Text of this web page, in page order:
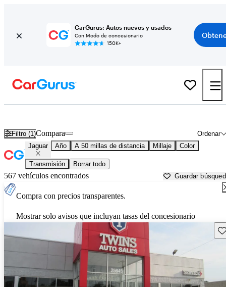
CarGurus: Autos nuevos y usados
Con Modo de concesionario
150K+
Filtro (1) Ordenar
Compara
Jaguar Año A 50 millas de distancia Millaje Color
Transmisión Borrar todo
567 vehículos encontrados Guardar
Compra con precios transparentes.
Mostrar solo avisos que incluyan tasas del concesionario